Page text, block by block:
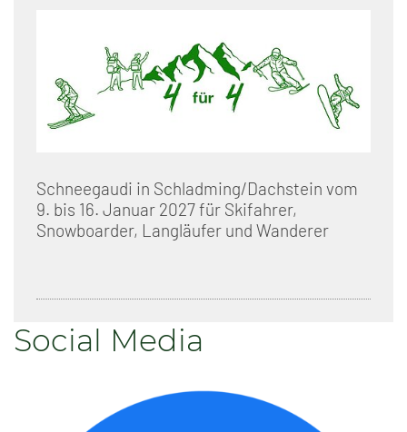
Schneegaudi in Schladming/Dachstein vom
9. bis 16. Januar 2027 für Skifahrer,
Snowboarder, Langläufer und Wanderer
Social Media